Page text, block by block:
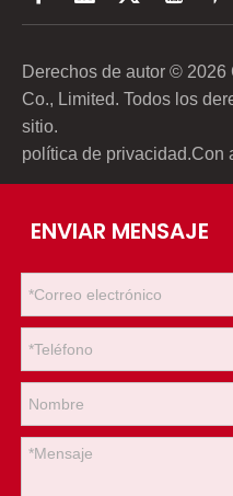
Derechos de autor © 2026
Co., Limited. Todos los
sitio.
política de privacidad.Con
ENVIAR MENSAJE